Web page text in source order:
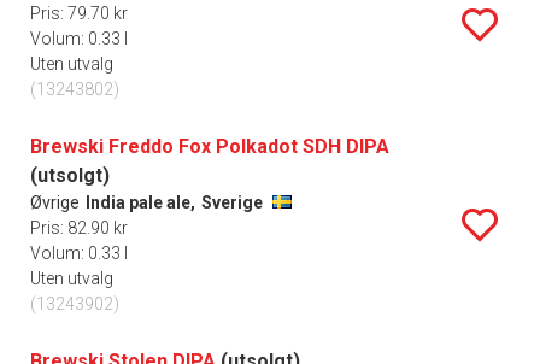
Pris: 79.70 kr
Volum: 0.33 l
Uten utvalg
(13243802)
Brewski Freddo Fox Polkadot SDH DIPA
(utsolgt)
Øvrige India pale ale, Sverige
Pris: 82.90 kr
Volum: 0.33 l
Uten utvalg
(13243902)